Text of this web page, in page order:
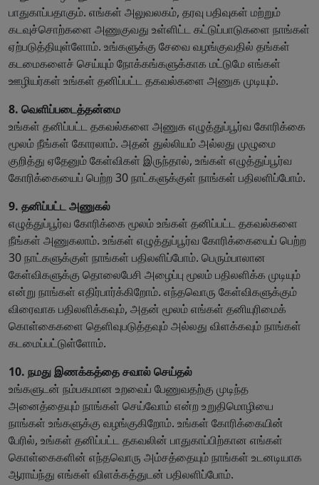
பாதுகாப்பதாகும். எங்கள் அலுவலகம், தரவு பதிவுகள் மற்றும்
கடவுச்சொற்களை அணுகுவது உள்ளிட்ட கட்டுப்பாடுகளை நாங்கள்
ஏற்படுத்தியுள்ளோம். உங்களுக்கு சேவை வழங்குவதில் தங்கள்
கடமைகளைச் செய்யும் நோக்கங்களுக்காக மட்டுமே எங்கள்
ஊழியர்கள் உங்கள் தனிப்பட்ட தகவல்களை அணுக முடியும்.
8. வெளிப்படைத்தன்மை
உங்கள் தனிப்பட்ட தகவல்களை அணுக எழுத்துப்பூர்வ கோரிக்கை
மூலம் நீங்கள் கோரலாம். அதன் துல்லியம் அல்லது முழுமை
குறித்து ஏதேனும் கேள்விகள் இருந்தால், உங்கள் எழுத்துப்பூர்வ
கோரிக்கையைப் பெற்ற 30 நாட்களுக்குள் நாங்கள் பதிலளிப்போம்.
9. தனிப்பட்ட அணுகல்
எழுத்துப்பூர்வ கோரிக்கை மூலம் உங்கள் தனிப்பட்ட தகவல்களை
நீங்கள் அணுகலாம். உங்கள் எழுத்துப்பூர்வ கோரிக்கையைப் பெற்ற
30 நாட்களுக்குள் நாங்கள் பதிலளிப்போம். பெரும்பாலான
கேள்விகளுக்கு தொலைபேசி அழைப்பு மூலம் பதிலளிக்க முடியும்
என்று நாங்கள் எதிர்பார்க்கிறோம். எந்தவொரு கேள்விகளுக்கும்
விரைவாக பதிலளிக்கவும், அதன் மூலம் எங்கள் தனியுரிமைக்
கொள்கைகளை தெளிவுபடுத்தவும் அல்லது விளக்கவும் நாங்கள்
கடமைப்பட்டுள்ளோம்.
10. நமது இணக்கத்தை சவால் செய்தல்
உங்களுடன் நம்பகமான உறவைப் பேணுவதற்கு முடிந்த
அனைத்தையும் நாங்கள் செய்வோம் என்ற உறுதிமொழியை
நாங்கள் உங்களுக்கு வழங்குகிறோம். உங்கள் கோரிக்கையின்
பேரில், உங்கள் தனிப்பட்ட தகவலின் பாதுகாப்பிற்கான எங்கள்
கொள்கைகளின் எந்தவொரு அம்சத்தையும் நாங்கள் உடனடியாக
ஆராய்ந்து எங்கள் விளக்கத்துடன் பதிலளிப்போம்.